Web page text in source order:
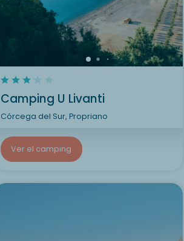
Camping U Livanti
Córcega del Sur, Propriano
Ver el camping